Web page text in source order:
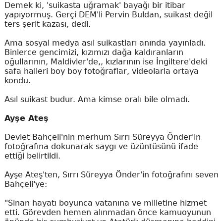
Demek ki, 'suikasta uğramak' bayağı bir itibar
yapıyormuş. Gerçi DEM'li Pervin Buldan, suikast değil
ters şerit kazası, dedi.
Ama sosyal medya asıl suikastları anında yayınladı.
Binlerce gencimizi, kızımızı dağa kaldıranların
oğullarının, Maldivler'de,, kızlarının ise İngiltere'deki
safa halleri boy boy fotoğraflar, videolarla ortaya
kondu.
Asıl suikast budur. Ama kimse oralı bile olmadı.
Ayşe Ateş
Devlet Bahçeli'nin merhum Sırrı Süreyya Önder'in
fotoğrafına dokunarak saygı ve üzüntüsünü ifade
ettiği belirtildi.
Ayşe Ateş'ten, Sırrı Süreyya Önder'in fotoğrafını seven
Bahçeli'ye:
"Sinan hayatı boyunca vatanına ve milletine hizmet
etti. Görevden hemen alınmadan önce kamuoyunun